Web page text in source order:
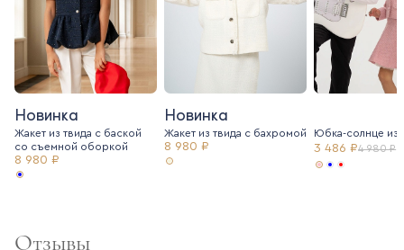
Новинка
Жакет из твида с баской
со съемной оборкой
8 980 ₽
Новинка
Жакет из твида c бахромой
8 980 ₽
Юбка-солнце из
3 486 ₽4 980 ₽
Отзывы